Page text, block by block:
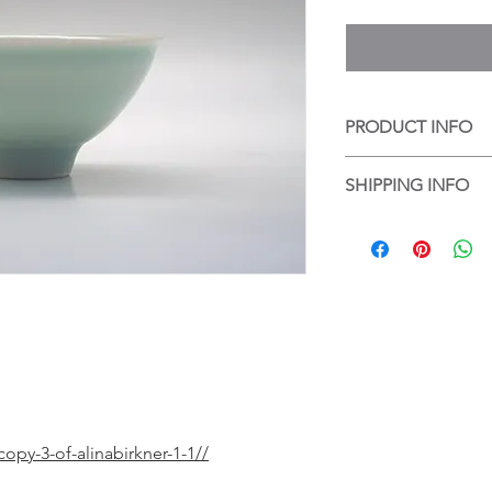
3-of-alinabirkner-1-1//
PRODUCT INFO
個都是陶藝家的心血
difference on its
by artist's great
SHIPPING INFO
品包好，並以順豐送